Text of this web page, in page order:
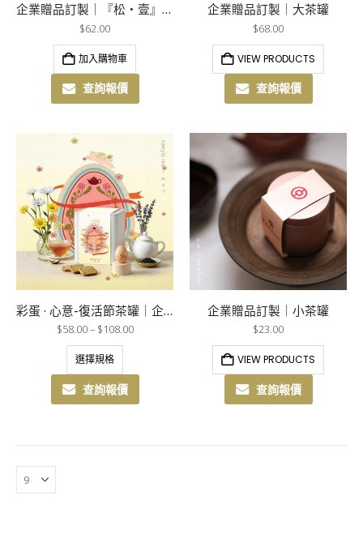
企業贈品訂製｜『松・壹』松木茶禮
$62.00
加入購物車
查詢報價
企業贈品訂製｜大茶罐
$68.00
VIEW PRODUCTS
查詢報價
彩蛋 · 心意-復活節茶罐｜企業贈品訂製
$58.00– $108.00
選擇規格
查詢報價
企業贈品訂製｜小茶罐
$23.00
VIEW PRODUCTS
查詢報價